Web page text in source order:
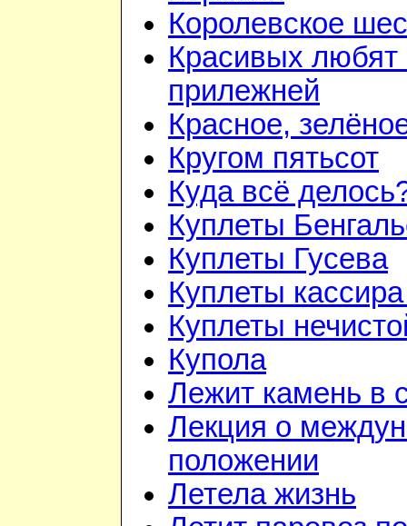
Королевское
Красивых
прилежней
Красное,
Кругом пятьсот
Куда всё
Куплеты
Куплеты Гусева
Куплеты
Куплеты
Купола
Лежит камень в
Лекция о
положении
Летела жизнь